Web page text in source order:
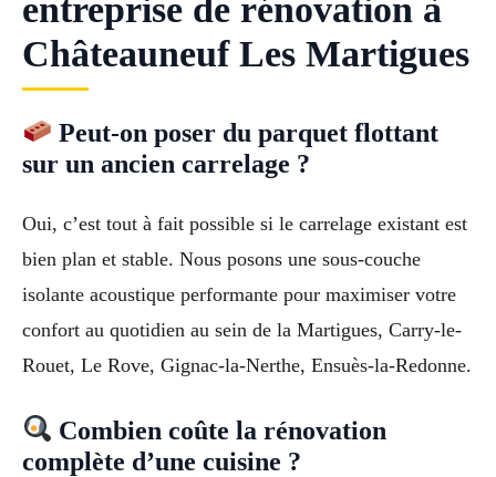
entreprise de rénovation à
Châteauneuf Les Martigues
Peut-on poser du parquet flottant
sur un ancien carrelage ?
Oui, c’est tout à fait possible si le carrelage existant est
bien plan et stable. Nous posons une sous-couche
isolante acoustique performante pour maximiser votre
confort au quotidien au sein de la Martigues, Carry-le-
Rouet, Le Rove, Gignac-la-Nerthe, Ensuès-la-Redonne.
Combien coûte la rénovation
complète d’une cuisine ?